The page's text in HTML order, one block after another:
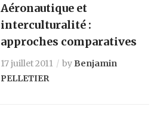
Aéronautique et
interculturalité :
approches comparatives
17 juillet 2011 by Benjamin
PELLETIER